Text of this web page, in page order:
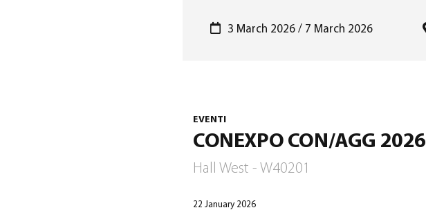
3 March 2026 / 7 March 2026
EVENTI
CONEXPO CON/AGG 2026
Hall West - W40201
22 January 2026